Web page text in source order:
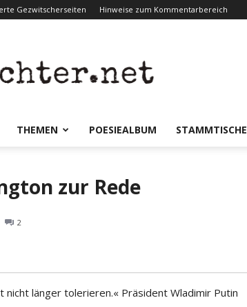
Gezwitscherseiten Hinweise zum Kommentarbereich
THEMEN POESIEALBUM STAMMTISCHE
zur Rede
2
nicht länger tolerieren.« Präsident Wladimir Putin